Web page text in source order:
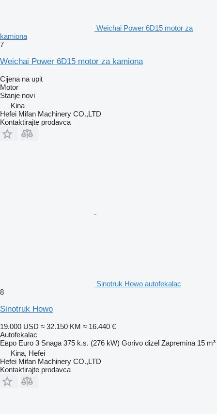
Weichai Power 6D15 motor za
kamiona
7
Weichai Power 6D15 motor za kamiona
Cijena na upit
Motor
Stanje novi
Kina
Hefei Mifan Machinery CO.,LTD
Kontaktirajte prodavca
Sinotruk Howo autofekalac
8
Sinotruk Howo
19.000 USD ≈ 32.150 KM ≈ 16.440 €
Autofekalac
Евро Euro 3 Snaga 375 k.s. (276 kW) Gorivo dizel Zapremina 15 m³
Kina, Hefei
Hefei Mifan Machinery CO.,LTD
Kontaktirajte prodavca